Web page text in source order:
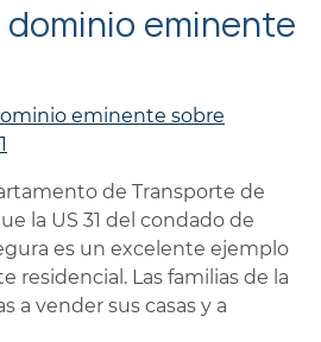
dominio eminente
eminente sobre
de Transporte de
la US 31 del condado de
es un excelente ejemplo
residencial. Las familias de la
a vender sus casas y a